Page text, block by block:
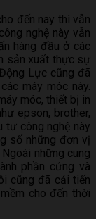
đến nay thì vẫn
nghệ này vẫn
hàng đầu ở các
sản xuất thực sự
Lực cũng đã
máy móc này.
móc, thiết bị in
epson, brother,
tư công nghệ này
số những đơn vị
những cung
phần cứng và
cũng đã cải tiến
cho đến thời